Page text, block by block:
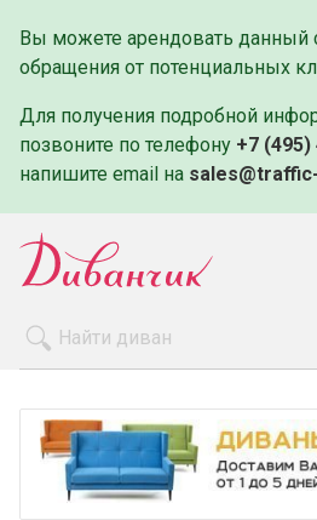
Вы можете арендовать данный
обращения от потенциальных
Для получения подробной
позвоните по телефону +7 (495)
напишите email на
Оплата и
Контакты